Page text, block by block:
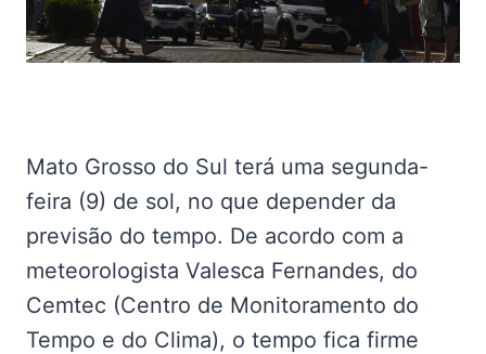
Mato Grosso do Sul terá uma segunda-
feira (9) de sol, no que depender da
previsão do tempo. De acordo com a
meteorologista Valesca Fernandes, do
Cemtec (Centro de Monitoramento do
Tempo e do Clima), o tempo fica firme